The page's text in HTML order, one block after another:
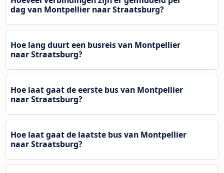
dag van Montpellier naar Straatsburg?
Hoe lang duurt een busreis van Montpellier
naar Straatsburg?
Hoe laat gaat de eerste bus van Montpellier
naar Straatsburg?
Hoe laat gaat de laatste bus van Montpellier
naar Straatsburg?